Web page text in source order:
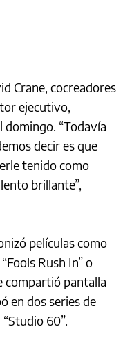
Crane, cocreadores
ejecutivo,
“Todavía
decir es que
tenido como
brillante”,
películas como
Rush In” o
compartió pantalla
en dos series de
60”.